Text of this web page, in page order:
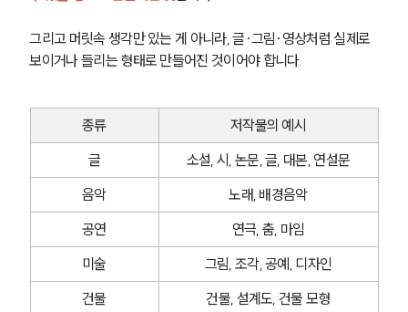
그리고 머릿속 생각만 있는 게 아니라, 글·그림·영상처럼 실제로
보이거나 들리는 형태로 만들어진 것이어야 합니다.
종류
저작물의 예시
글
소설, 시, 논문, 글, 대본, 연설문
음악
노래, 배경음악
공연
연극, 춤, 마임
미술
그림, 조각, 공예, 디자인
건물
건물, 설계도, 건물 모형